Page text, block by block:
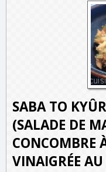
SABA TO
(SALADE DE
CONCOMBRE
VINAIGRÉE AU